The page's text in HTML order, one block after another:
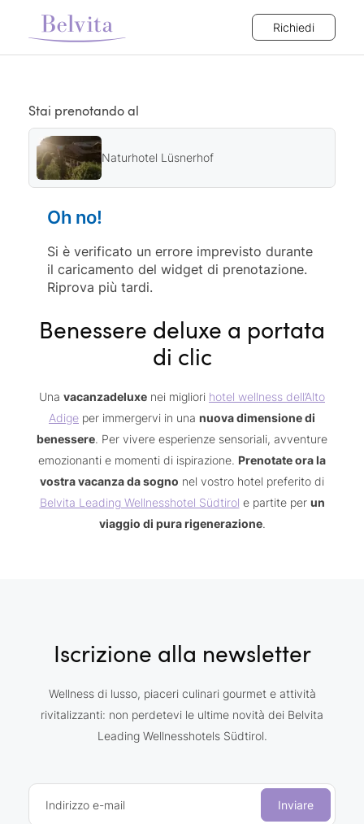
Richiedi
Stai prenotando al
Naturhotel Lüsnerhof
Oh no!
Si è verificato un errore imprevisto durante
il caricamento del widget di prenotazione.
Riprova più tardi.
Benessere deluxe a portata
di clic
Una vacanzadeluxe nei migliori hotel wellness dell’Alto
Adige per immergervi in una nuova dimensione di
benessere. Per vivere esperienze sensoriali, avventure
emozionanti e momenti di ispirazione. Prenotate ora la
vostra vacanza da sogno nel vostro hotel preferito di
Belvita Leading Wellnesshotel Südtirol e partite per un
viaggio di pura rigenerazione.
Iscrizione alla newsletter
Wellness di lusso, piaceri culinari gourmet e attività
rivitalizzanti: non perdetevi le ultime novità dei Belvita
Leading Wellnesshotels Südtirol.
Indirizzo e-mail Inviare